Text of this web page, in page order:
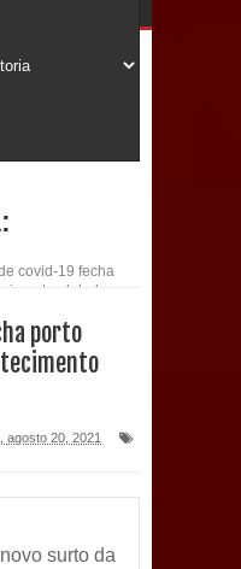
em Marí
estadual
paga salários
e injeta R$
covid-19 fecha
global
porto
agosto 20, 2021
surto da